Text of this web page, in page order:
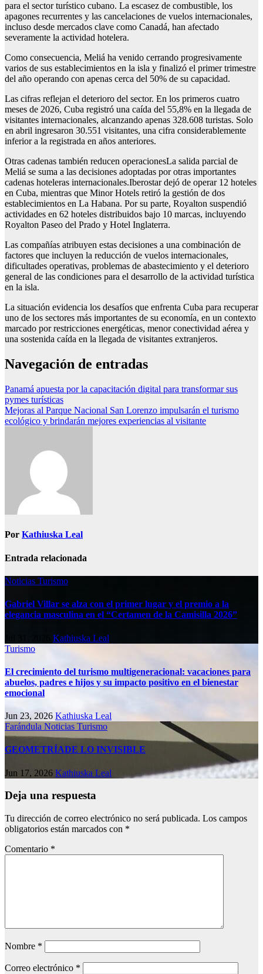
para el sector turístico cubano. La escasez de combustible, los
apagones recurrentes y las cancelaciones de vuelos internacionales,
incluso desde mercados clave como Canadá, han afectado
severamente la actividad hotelera.
Como consecuencia, Meliá ha venido cerrando progresivamente
varios de sus establecimientos en la isla y finalizó el primer trimestre
del año operando con apenas cerca del 50% de su capacidad.
Las cifras reflejan el deterioro del sector. En los primeros cuatro
meses de 2026, Cuba registró una caída del 55,8% en la llegada de
visitantes internacionales, alcanzando apenas 328.608 turistas. Solo
en abril ingresaron 30.551 visitantes, una cifra considerablemente
inferior a la registrada en años anteriores.
Otras cadenas también reducen operacionesLa salida parcial de
Meliá se suma a las decisiones adoptadas por otras importantes
cadenas hoteleras internacionales.Iberostar dejó de operar 12 hoteles
en Cuba, mientras que Minor Hotels retiró la gestión de dos
establecimientos en La Habana. Por su parte, Royalton suspendió
actividades en 62 hoteles distribuidos bajo 10 marcas, incluyendo
Royalton Paseo del Prado y Hotel Inglaterra.
Las compañías atribuyen estas decisiones a una combinación de
factores que incluyen la reducción de vuelos internacionales,
dificultades operativas, problemas de abastecimiento y el deterioro
general de las condiciones para el desarrollo de la actividad turística
en la isla.
La situación evidencia los desafíos que enfrenta Cuba para recuperar
uno de los sectores más importantes de su economía, en un contexto
marcado por restricciones energéticas, menor conectividad aérea y
una sostenida caída en la llegada de visitantes extranjeros.
Navegación de entradas
Panamá apuesta por la capacitación digital para transformar sus
pymes turísticas
Mejoras al Parque Nacional San Lorenzo impulsarán el turismo
ecológico y brindarán mejores experiencias al visitante
Por Kathiuska Leal
Entrada relacionada
Noticias Turismo
Gabriel Villar se alza con el primer lugar y el premio a la
elegancia masculina en el “Certamen de la Camisilla 2026”
Kathiuska Leal
Turismo
El crecimiento del turismo multigeneracional: vacaciones para
abuelos, padres e hijos y su impacto positivo en el bienestar
emocional
Jun 23, 2026 Kathiuska Leal
Farándula Noticias Turismo
GEOMETRÍADE LO INVISIBLE
Jun 17, 2026 Kathiuska Leal
Deja una respuesta
Tu dirección de correo electrónico no será publicada. Los campos
obligatorios están marcados con *
Comentario *
Nombre *
Correo electrónico *